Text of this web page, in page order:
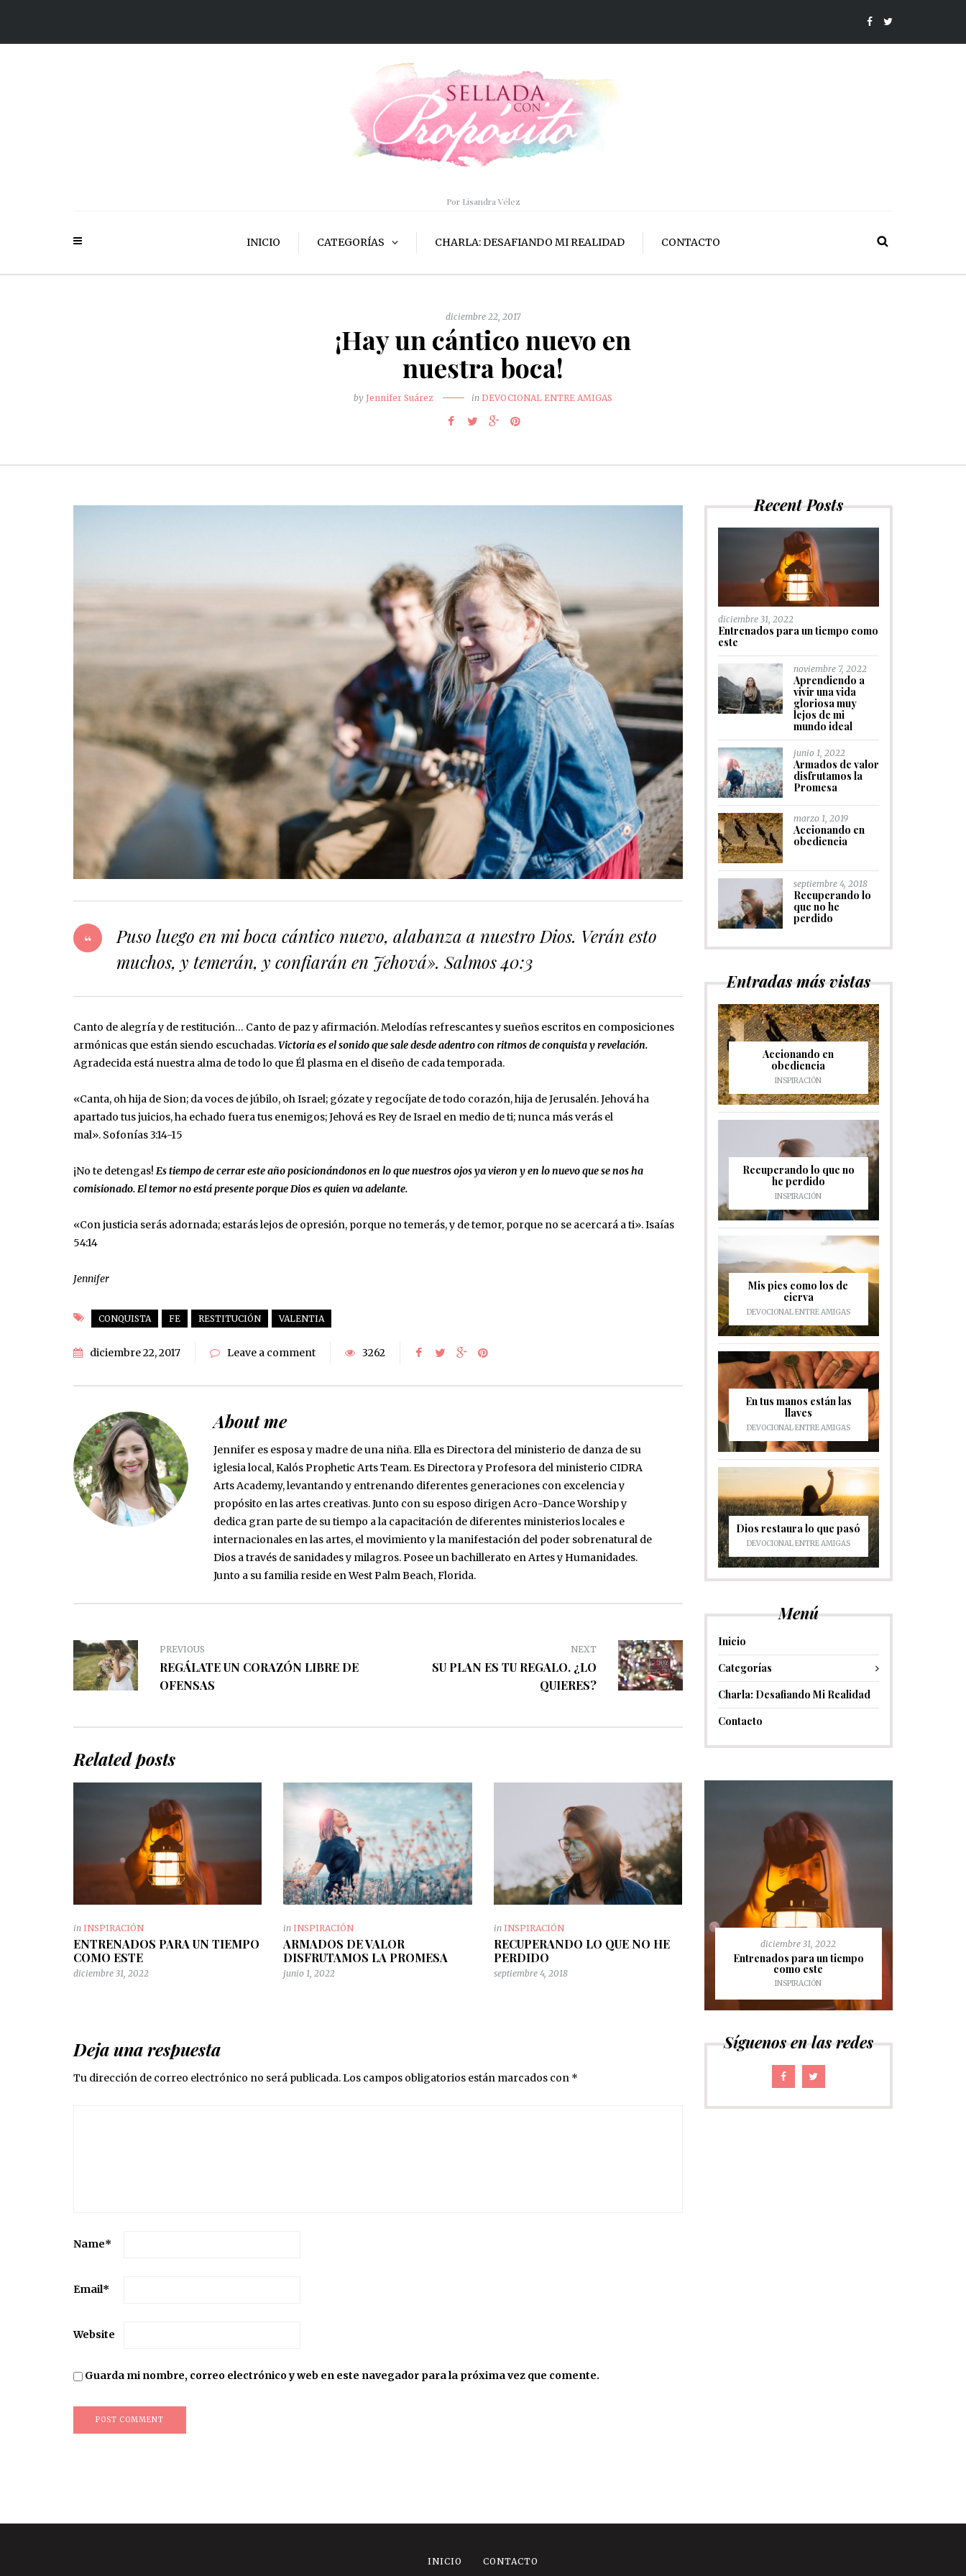
Por Lisandra Vélez
INICIO CATEGORÍAS CHARLA: DESAFIANDO MI REALIDAD CONTACTO
diciembre 22, 2017
¡Hay un cántico nuevo en
nuestra boca!
by Jennifer Suárez in DEVOCIONAL ENTRE AMIGAS
Puso luego en mi boca cántico nuevo, alabanza a nuestro Dios. Verán esto
muchos, y temerán, y confiarán en Jehová». Salmos‬ ‭40:3‬
Canto de alegría y de restitución… Canto de paz y afirmación. Melodías refrescantes y sueños escritos en composiciones
armónicas que están siendo escuchadas.Victoria es el sonido que sale desde adentro con ritmos de conquista y revelación.
Agradecida está nuestra alma de todo lo que Él plasma en el diseño de cada temporada.
«Canta, oh hija de Sion; da voces de júbilo, oh Israel; gózate y regocíjate de todo corazón, hija de Jerusalén. Jehová ha
apartado tus juicios, ha echado fuera tus enemigos; Jehová es Rey de Israel en medio de ti; nunca más verás el
mal». Sofonías‬ ‭3:14-15‬
¡No te detengas! Es tiempo de cerrar este año posicionándonos en lo que nuestros ojos ya vieron y en lo nuevo que se nos ha
comisionado. El temor no está presente porque Dios es quien va adelante.
«Con justicia serás adornada; estarás lejos de opresión, porque no temerás, y de temor, porque no se acercará a ti». Isaías‬
‭54:14‬
Jennifer
CONQUISTA FE RESTITUCIÓN VALENTIA
diciembre 22, 2017 Leave a comment 3262
About me
Jennifer es esposa y madre de una niña. Ella es Directora del ministerio de danza de su
iglesia local, Kalós Prophetic Arts Team. Es Directora y Profesora del ministerio CIDRA
Arts Academy, levantando y entrenando diferentes generaciones con excelencia y
propósito en las artes creativas. Junto con su esposo dirigen Acro-Dance Worship y
dedica gran parte de su tiempo a la capacitación de diferentes ministerios locales e
internacionales en las artes, el movimiento y la manifestación del poder sobrenatural de
Dios a través de sanidades y milagros. Posee un bachillerato en Artes y Humanidades.
Junto a su familia reside en West Palm Beach, Florida.
PREVIOUS
REGÁLATE UN CORAZÓN LIBRE DE
OFENSAS
NEXT
SU PLAN ES TU REGALO. ¿LO
QUIERES?
Related posts
in INSPIRACIÓN
ENTRENADOS PARA UN TIEMPO
COMO ESTE
diciembre 31, 2022
inINSPIRACIÓN
ARMADOS DE VALOR
DISFRUTAMOS LA PROMESA
junio 1, 2022
in INSPIRACIÓN
RECUPERANDO LO QUE NO HE
PERDIDO
septiembre 4, 2018
Deja una respuesta
Tu dirección de correo electrónico no será publicada.Los campos obligatorios están marcados con *
Name*
Email*
Website
Guarda mi nombre, correo electrónico y web en este navegador para la próxima vez que comente.
Recent Posts
diciembre 31, 2022
Entrenados para un tiempo como
este
noviembre 7, 2022
Aprendiendo a
vivir una vida
gloriosa muy
lejos de mi
mundo ideal
junio 1, 2022
Armados de valor
disfrutamos la
Promesa
marzo 1, 2019
Accionando en
obediencia
septiembre 4, 2018
Recuperando lo
que no he
perdido
Entradas más vistas
Accionando en
obediencia
INSPIRACIÓN
Recuperando lo que no
he perdido
INSPIRACIÓN
Mis pies como los de
cierva
DEVOCIONAL ENTRE AMIGAS
En tus manos están las
llaves
DEVOCIONAL ENTRE AMIGAS
Dios restaura lo que pasó
DEVOCIONAL ENTRE AMIGAS
Menú
Inicio
Categorías
Charla: Desafiando Mi Realidad
Contacto
marzo 1, 2019
septiembre 4, 2018
Recuperando lo que no he
diciembre 31, 2022
Entrenados para un tiempo
como este
INSPIRACIÓN
Síguenos en las redes
INICIO CONTACTO